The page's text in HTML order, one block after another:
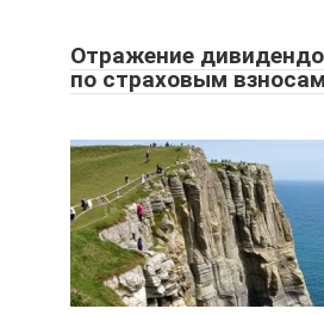
Отражение
по страховым